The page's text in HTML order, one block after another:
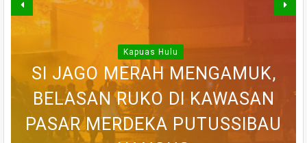
WARGA DESA SEI AJUNG YANG
DILAPORKAN HILANG SAAT
MEMANCING DITEMUKAN
Kapuas Hulu
SI JAGO MERAH MENGAMUK,
BELASAN RUKO DI KAWASAN
PASAR MERDEKA PUTUSSIBAU
PEDULI KORBAN KEBAKARAN,
KORAMIL BADAU BERI
BELASAN TOKO PAKAIAN DI
PUTUSSIBAU LUDES DILALAP
SEMPAT SEKARAT, H AKHIRNYA
TEWAS SETELAH 'DIHAKIMI'